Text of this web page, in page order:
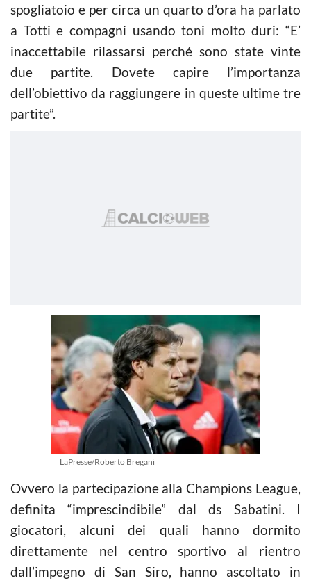
spogliatoio e per circa un quarto d’ora ha parlato
a Totti e compagni usando toni molto duri: “E’
inaccettabile rilassarsi perché sono state vinte
due partite. Dovete capire l’importanza
dell’obiettivo da raggiungere in queste ultime tre
partite”.
LaPresse/Roberto Bregani
Ovvero la partecipazione alla Champions League,
definita “imprescindibile” dal ds Sabatini. I
giocatori, alcuni dei quali hanno dormito
direttamente nel centro sportivo al rientro
dall’impegno di San Siro, hanno ascoltato in